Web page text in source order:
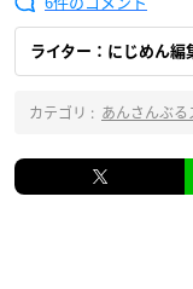
ライター：にじめん編
カテゴリ : あんさんぶる